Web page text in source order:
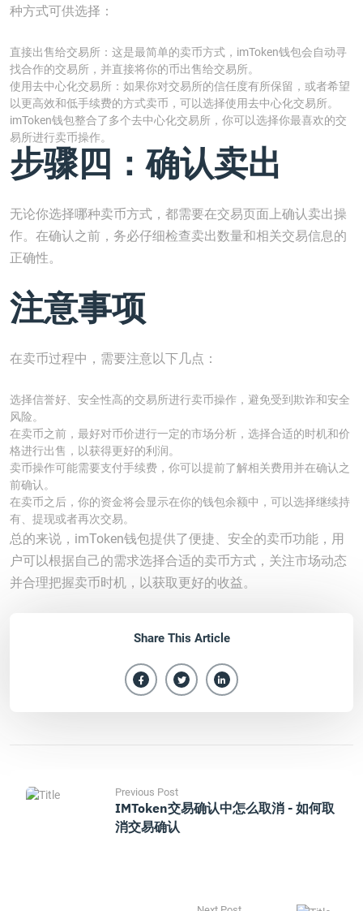
种方式可供选择：
直接出售给交易所：这是最简单的卖币方式，imToken钱包会自动寻
找合作的交易所，并直接将你的币出售给交易所。
使用去中心化交易所：如果你对交易所的信任度有所保留，或者希望
以更高效和低手续费的方式卖币，可以选择使用去中心化交易所。
imToken钱包整合了多个去中心化交易所，你可以选择你最喜欢的交
易所进行卖币操作。
步骤四：确认卖出
无论你选择哪种卖币方式，都需要在交易页面上确认卖出操
作。在确认之前，务必仔细检查卖出数量和相关交易信息的
正确性。
注意事项
在卖币过程中，需要注意以下几点：
选择信誉好、安全性高的交易所进行卖币操作，避免受到欺诈和安全
风险。
在卖币之前，最好对币价进行一定的市场分析，选择合适的时机和价
格进行出售，以获得更好的利润。
卖币操作可能需要支付手续费，你可以提前了解相关费用并在确认之
前确认。
在卖币之后，你的资金将会显示在你的钱包余额中，可以选择继续持
有、提现或者再次交易。
总的来说，imToken钱包提供了便捷、安全的卖币功能，用
户可以根据自己的需求选择合适的卖币方式，关注市场动态
并合理把握卖币时机，以获取更好的收益。
Share This Article
Previous Post
IMToken交易确认中怎么取消 - 如何取
消交易确认